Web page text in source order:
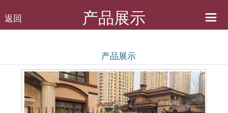
返回 产品展示
产品展示